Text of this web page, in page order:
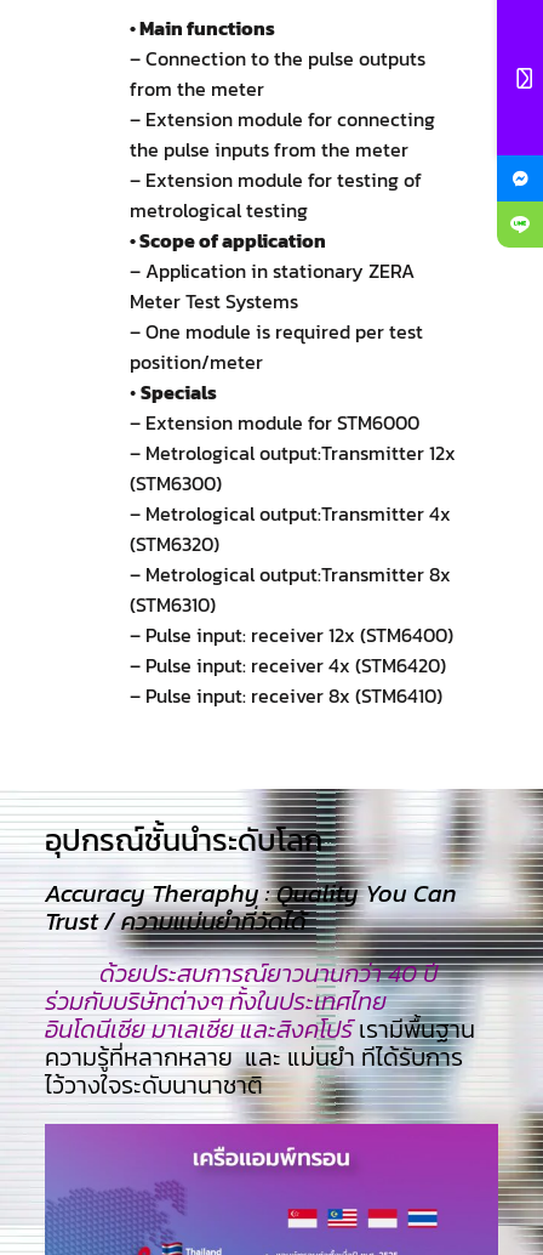
• Main functions
– Connection to the pulse outputs
from the meter
– Extension module for connecting
the pulse inputs from the meter
– Extension module for testing of
metrological testing
• Scope of application
– Application in stationary ZERA
Meter Test Systems
– One module is required per test
position/meter
•Specials
– Extension module for STM6000
– Metrological output:Transmitter 12x
(STM6300)
– Metrological output:Transmitter 4x
(STM6320)
– Metrological output:Transmitter 8x
(STM6310)
– Pulse input: receiver 12x (STM6400)
– Pulse input: receiver 4x (STM6420)
– Pulse input: receiver 8x (STM6410)
อุปกรณ์ชั้นนำระดับโลก​
Accuracy Theraphy : Quality You Can
Trust / ความแม่นยำที่วัดได้
ด้วยประสบการณ์ยาวนานกว่า 40 ปี
ร่วมกับบริษัทต่างๆ ทั้งในประเทศไทย
อินโดนีเซีย มาเลเซีย และสิงคโปร์เรามีพื้นฐาน
ความรู้ที่หลากหลาย และ แม่นยำ ทีไ่ด้รับการ
ไว้วางใจระดับนานาชาติ